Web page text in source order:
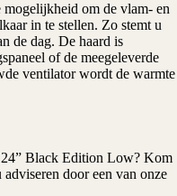
mogelijkheid om de vlam- en
in te stellen. Zo stemt u
de dag. De haard is
of de meegeleverde
ventilator wordt de warmte
24” Black Edition Low? Kom
door een van onze